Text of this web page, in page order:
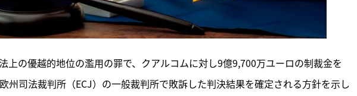
上の優越的地位の濫用の罪で、クアルコムに対し9億9,700万ユーロの制裁金を
州司法裁判所（ECJ）の一般裁判所で敗訴した判決結果を確定される方針を示し